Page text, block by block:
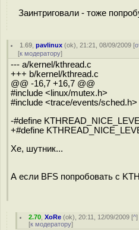
Заинтриговали - тоже
1.69 ,pavlinux (ok), 21:21, 08/09/2009 [
[к модератору]
--- a/kernel/kthread.c
+++ b/kernel/kthread.c
@@ -16,7 +16,7 @@
#include <linux/mutex.h>
#include <trace/events/sched.h>
-#define
+#define
Хе, шутник...
А если BFS попробовать с
2.70 ,XoRe (ok), 20:11, 12/09/2009 [^]
[к модератору]